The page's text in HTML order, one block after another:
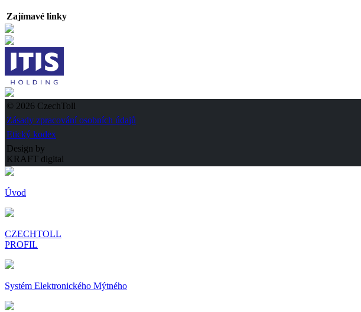
Zajímavé linky
© 2026 CzechToll
Zásady zpracování osobních údajů
Etický kodex
Design by
KRAFT digital
Úvod
CZECHTOLL
PROFIL
Systém Elektronického Mýtného